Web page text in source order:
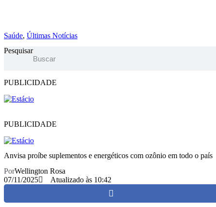
Saúde, Últimas Notícias
Pesquisar
PUBLICIDADE
PUBLICIDADE
Anvisa proíbe suplementos e energéticos com ozônio em todo o país
PorWellington Rosa
07/11/2025
Atualizado às 10:42